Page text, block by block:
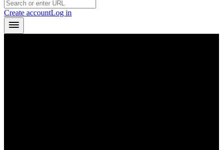
Create accountLog in